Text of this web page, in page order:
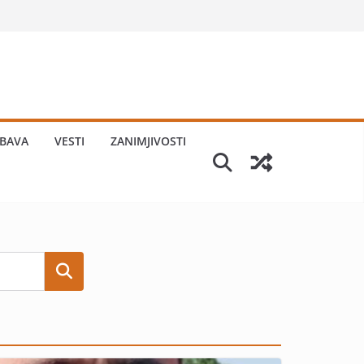
VESTI ZANIMJIVOSTI
Search